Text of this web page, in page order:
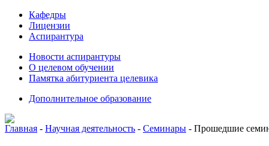
Кафедры
Лицензии
Аспирантура
Новости аспирантуры
О целевом обучении
Памятка абитуриента целевика
Дополнительное образование
Главная - Научная деятельность - Семинары - Прошедшие